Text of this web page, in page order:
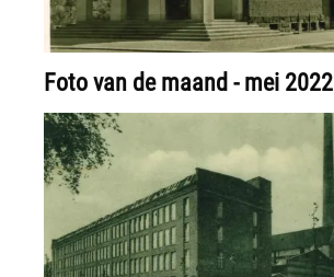
Foto van de maand - mei 2022